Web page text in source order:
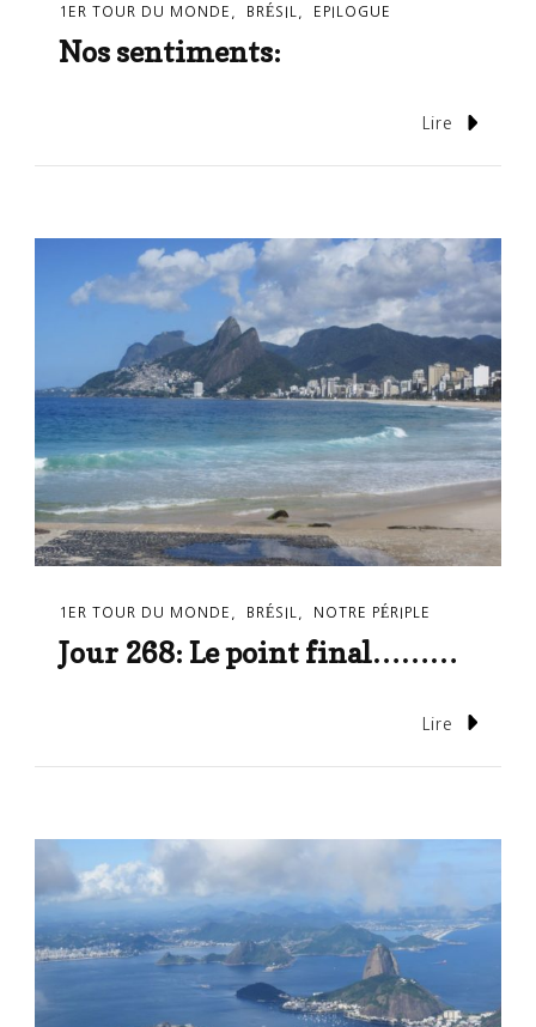
1ER TOUR DU MONDE BRÉSIL EPILOGUE
Nos sentiments:
Lire
1ER TOUR DU MONDE BRÉSIL NOTRE PÉRIPLE
Jour 268: Le point final………
Lire